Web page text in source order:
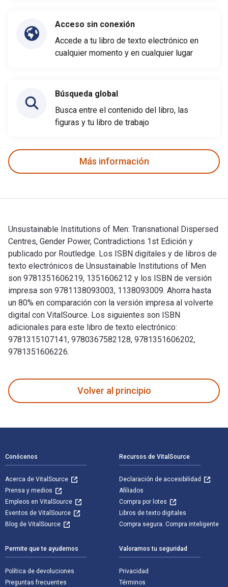
Acceso sin conexión
Accede a tu libro de texto electrónico en
cualquier momento y en cualquier lugar
Búsqueda global
Busca entre el contenido del libro, las
figuras y tu libro de trabajo
Más información
Unsustainable Institutions of Men: Transnational Dispersed
Centres, Gender Power, Contradictions 1st Edición y
publicado por Routledge. Los ISBN digitales y de libros de
texto electrónicos de Unsustainable Institutions of Men
son 9781351606219, 1351606212 y los ISBN de versión
impresa son 9781138093003, 1138093009. Ahorra hasta
un 80% en comparación con la versión impresa al volverte
digital con VitalSource. Los siguientes son ISBN
adicionales para este libro de texto electrónico:
9781315107141, 9780367582128, 9781351606202,
9781351606226.
Volver al principio
Conócenos
Acerca de VitalSource
Prensa y medios
Empleos en VitalSource
Eventos de VitalSource
Blog de VitalSource
Recursos de VitalSource
Declaración de accesibilidad
Afiliados
Compra por lotes
Libros de texto digitales
Compra segura. Compra inteligente
Permite que te ayudemos
Política de devoluciones
Preguntas frecuentes
Valoramos tu seguridad
Privacidad
Términos